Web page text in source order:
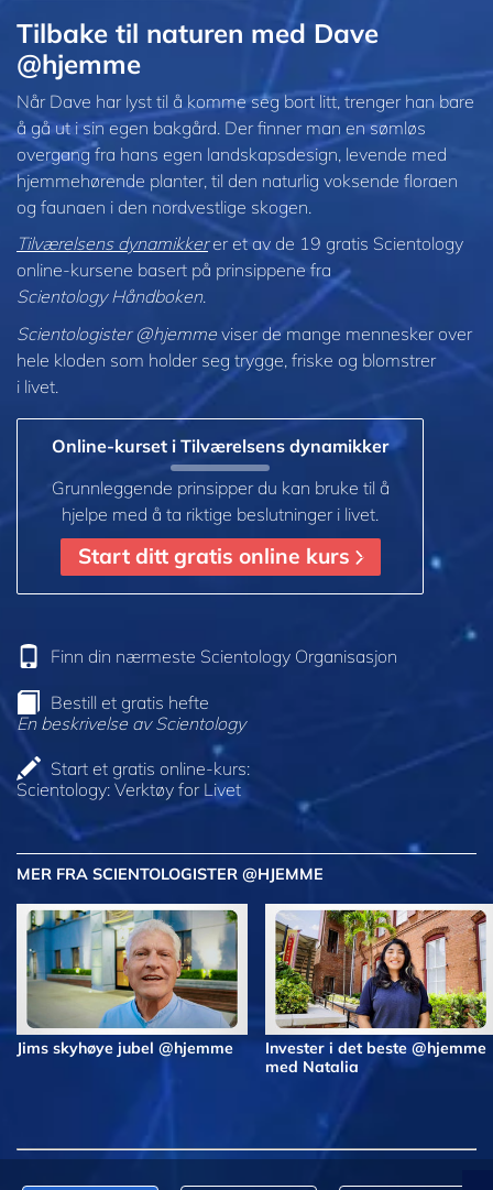
Tilbake til naturen med Dave
@hjemme
Når Dave har lyst til å komme seg bort litt, trenger han bare
å gå ut i sin egen bakgård. Der finner man en sømløs
overgang fra hans egen landskapsdesign, levende med
hjemmehørende planter, til den naturlig voksende floraen
og faunaen i den nordvestlige skogen.
Tilværelsens dynamikkerer et av de 19 gratis Scientology
online-kursene basert på prinsippene fra
Scientology Håndboken.
Scientologister @hjemmeviser de mange mennesker over
hele kloden som holder seg trygge, friske og blomstrer
i livet.
Online-kurset i Tilværelsens dynamikker
Grunnleggende prinsipper du kan bruke til å
hjelpe med å ta riktige beslutninger i livet.
Start ditt gratis online kurs
Finn din nærmeste Scientology Organisasjon
Bestill et gratis hefte
En beskrivelse av Scientology
Start et gratis online-kurs:
Scientology: Verktøy for Livet
MER FRA SCIENTOLOGISTER @HJEMME
Jims skyhøye jubel @hjemme
Invester i det beste @hjemme
med Natalia